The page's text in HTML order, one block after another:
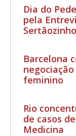
Dia do
pela
Barcelona
feminino
Rio
de casos
Medicina